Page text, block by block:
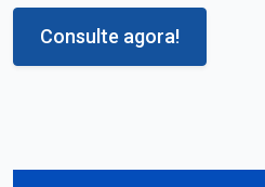
Consulte agora!